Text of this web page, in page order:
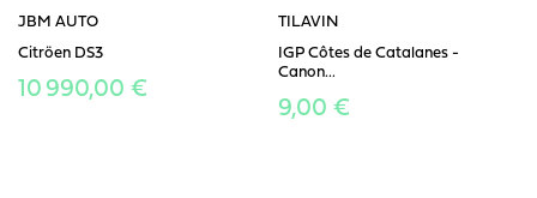
JBM AUTO
Citröen DS3
10 990,00 €
TILAVIN
IGP Côtes de Catalanes -
Canon...
9,00 €